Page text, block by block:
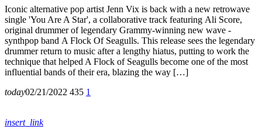
Iconic alternative pop artist Jenn Vix is back with a new retrowave
single 'You Are A Star', a collaborative track featuring Ali Score,
original drummer of legendary Grammy-winning new wave -
synthpop band A Flock Of Seagulls. This release sees the legendary
drummer return to music after a lengthy hiatus, putting to work the
technique that helped A Flock of Seagulls become one of the most
influential bands of their era, blazing the way […]
today02/21/2022 435 1
insert_link